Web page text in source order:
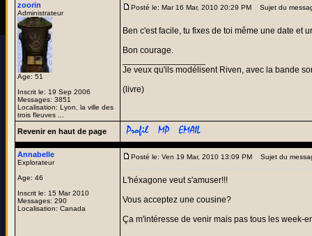
zoorin
Administrateur
Age: 51
Inscrit le: 19 Sep 2006
Messages: 3851
Localisation: Lyon, la ville des
trois fleuves ...
Posté le: Mar 16 Mar, 2010 20:29 PM Sujet du
Ben c'est facile, tu fixes de toi même une date et
Bon courage.
Je veux qu'ils modélisent Riven, avec la bande
(livre)
Revenir en haut de page
Annabelle
Explorateur
Age: 46
Inscrit le: 15 Mar 2010
Messages: 290
Localisation: Canada
Posté le: Ven 19 Mar, 2010 13:09 PM Sujet du
L'héxagone veut s'amuser!!!
Vous acceptez une cousine?
Ça m'intéresse de venir mais pas tous les week-